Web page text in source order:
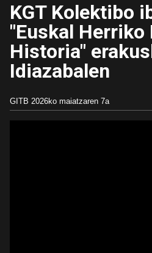
KGT Kolektibo
"Euskal
Historia"
Idiazabalen
GITB 2026ko maiatzaren 7a